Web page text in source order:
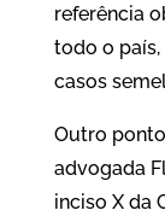
referência
todo o
casos
Outro
advogada
inciso X da